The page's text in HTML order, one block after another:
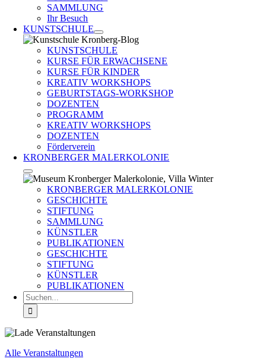
SAMMLUNG
Ihr Besuch
KUNSTSCHULE
KUNSTSCHULE
KURSE FÜR ERWACHSENE
KURSE FÜR KINDER
KREATIV WORKSHOPS
GEBURTSTAGS-WORKSHOP
DOZENTEN
PROGRAMM
KREATIV WORKSHOPS
DOZENTEN
Förderverein
KRONBERGER MALERKOLONIE
KRONBERGER MALERKOLONIE
GESCHICHTE
STIFTUNG
SAMMLUNG
KÜNSTLER
PUBLIKATIONEN
GESCHICHTE
STIFTUNG
KÜNSTLER
PUBLIKATIONEN
Suche
nach:
Alle Veranstaltungen